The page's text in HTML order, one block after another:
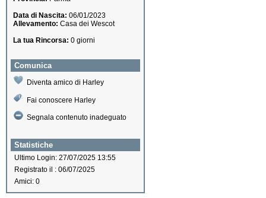
Data di Nascita: 06/01/2023
Allevamento: Casa dei Wescot
La tua Rincorsa: 0 giorni
Comunica
Diventa amico di Harley
Fai conoscere Harley
Segnala contenuto inadeguato
Statistiche
Ultimo Login: 27/07/2025 13:55
Registrato il : 06/07/2025
Amici: 0